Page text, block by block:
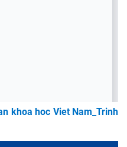
khoa hoc Viet Nam_Trinh